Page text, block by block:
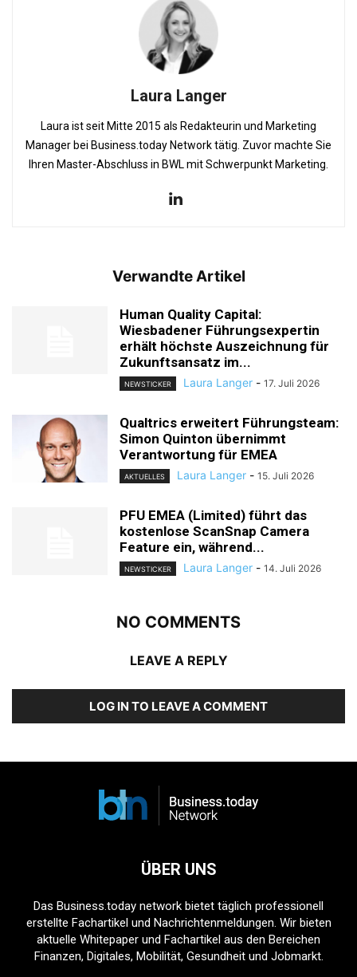
Laura Langer
Laura ist seit Mitte 2015 als Redakteurin und Marketing
Manager bei Business.today Network tätig. Zuvor machte Sie
Ihren Master-Abschluss in BWL mit Schwerpunkt Marketing.
Verwandte Artikel
Human Quality Capital:
Wiesbadener Führungsexpertin
erhält höchste Auszeichnung für
Zukunftsansatz im...
NEWSTICKER Laura Langer - 17. Juli 2026
Qualtrics erweitert Führungsteam:
Simon Quinton übernimmt
Verantwortung für EMEA
AKTUELLES Laura Langer - 15. Juli 2026
PFU EMEA (Limited) führt das
kostenlose ScanSnap Camera
Feature ein, während...
NEWSTICKER Laura Langer - 14. Juli 2026
NO COMMENTS
LEAVE A REPLY
LOG IN TO LEAVE A COMMENT
ÜBER UNS
Das Business.today network bietet täglich professionell
erstellte Fachartikel und Nachrichtenmeldungen. Wir bieten
aktuelle Whitepaper und Fachartikel aus den Bereichen
Finanzen, Digitales, Mobilität, Gesundheit und Jobmarkt.